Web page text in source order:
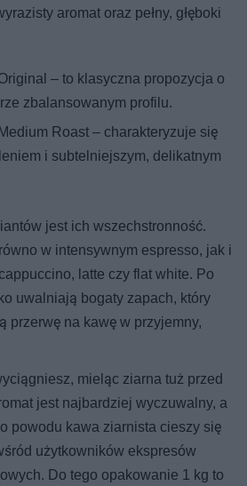
aromat oraz pełny, głęboki
– to klasyczna propozycja o
zbalansowanym profilu.
Roast – charakteryzuje się
i subtelniejszym, delikatnym
jest ich wszechstronność.
w intensywnym espresso, jak i
latte czy flat white. Po
uwalniają bogaty zapach, który
przerwę na kawę w przyjemny,
mieląc ziarna tuż przed
jest najbardziej wyczuwalny, a
powodu kawa ziarnista cieszy się
użytkowników ekspresów
Do tego opakowanie 1 kg to